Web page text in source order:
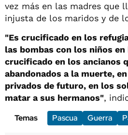
vez más en las madres que
injusta de los maridos y de
"Es crucificado en los
las bombas con los niños en
crucificado en los ancianos
abandonados a la muerte,
privados de futuro, en los
matar a sus hermanos",
Temas
Pascua Guerra